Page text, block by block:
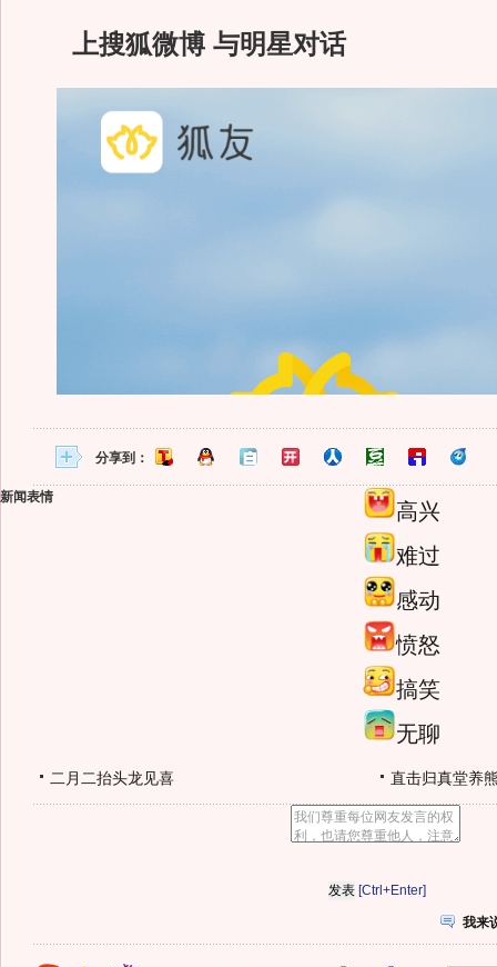
上搜狐微博 与明星对话
分享到：
新闻表情
高兴
难过
感动
愤怒
搞笑
无聊
二月二抬头龙见喜 直击归真堂养
[Ctrl+Enter]
我来